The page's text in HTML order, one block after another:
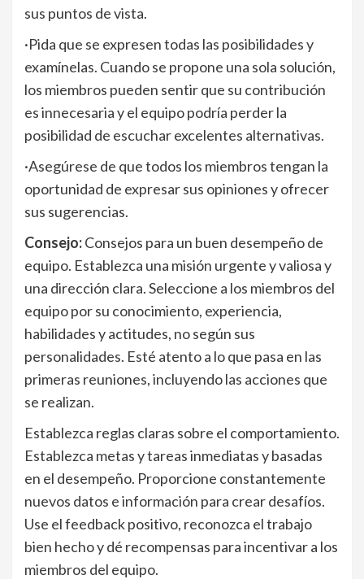
sus puntos de vista.
·Pida que se expresen todas las posibilidades y
examínelas. Cuando se propone una sola solución,
los miembros pueden sentir que su contribución
es innecesaria y el equipo podría perder la
posibilidad de escuchar excelentes alternativas.
·Asegúrese de que todos los miembros tengan la
oportunidad de expresar sus opiniones y ofrecer
sus sugerencias.
Consejo:Consejos para un buen desempeño de
equipo. Establezca una misión urgente y valiosa y
una dirección clara. Seleccione a los miembros del
equipo por su conocimiento, experiencia,
habilidades y actitudes, no según sus
personalidades. Esté atento a lo que pasa en las
primeras reuniones, incluyendo las acciones que
se realizan.
Establezca reglas claras sobre el comportamiento.
Establezca metas y tareas inmediatas y basadas
en el desempeño. Proporcione constantemente
nuevos datos e información para crear desafíos.
Use el feedback positivo, reconozca el trabajo
bien hecho y dé recompensas para incentivar a los
miembros del equipo.